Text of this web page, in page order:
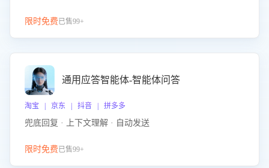
限时免费已售99+
通用应答智能体-智能体问答
淘宝 | 京东 | 抖音 | 拼多多
兜底回复 · 上下文理解 · 自动发送
限时免费已售99+